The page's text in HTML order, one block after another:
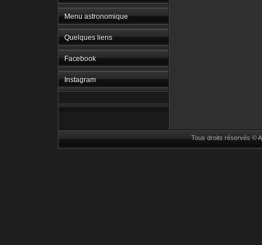
Menu astronomique
Quelques liens
Facebook
Instagram
Tous droits réservés ©